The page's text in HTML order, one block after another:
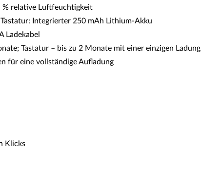
% relative Luftfeuchtigkeit
Integrierter 250 mAh Lithium-Akku
Ladekabel
Tastatur – bis zu 2 Monate mit einer einzigen Ladung
für eine vollständige Aufladung
Klicks